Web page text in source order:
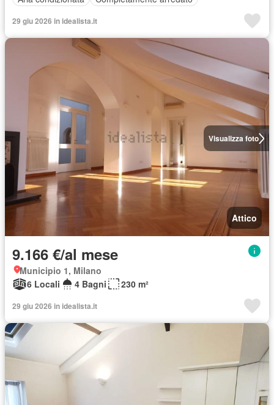
29 giu 2026 in idealista.it
Visualizza foto
Attico
9.166 €/al mese
Municipio 1, Milano
6 Locali
4 Bagni 230 m²
29 giu 2026 in idealista.it